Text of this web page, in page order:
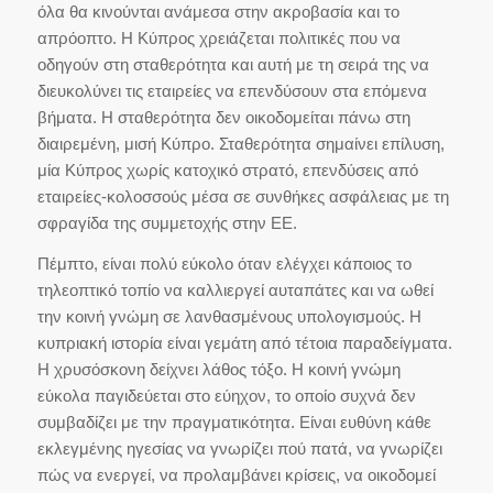
όλα θα κινούνται ανάμεσα στην ακροβασία και το
απρόοπτο. Η Κύπρος χρειάζεται πολιτικές που να
οδηγούν στη σταθερότητα και αυτή με τη σειρά της να
διευκολύνει τις εταιρείες να επενδύσουν στα επόμενα
βήματα. Η σταθερότητα δεν οικοδομείται πάνω στη
διαιρεμένη, μισή Κύπρο. Σταθερότητα σημαίνει επίλυση,
μία Κύπρος χωρίς κατοχικό στρατό, επενδύσεις από
εταιρείες-κολοσσούς μέσα σε συνθήκες ασφάλειας με τη
σφραγίδα της συμμετοχής στην ΕΕ.
Πέμπτο, είναι πολύ εύκολο όταν ελέγχει κάποιος το
τηλεοπτικό τοπίο να καλλιεργεί αυταπάτες και να ωθεί
την κοινή γνώμη σε λανθασμένους υπολογισμούς. Η
κυπριακή ιστορία είναι γεμάτη από τέτοια παραδείγματα.
Η χρυσόσκονη δείχνει λάθος τόξο. Η κοινή γνώμη
εύκολα παγιδεύεται στο εύηχον, το οποίο συχνά δεν
συμβαδίζει με την πραγματικότητα. Είναι ευθύνη κάθε
εκλεγμένης ηγεσίας να γνωρίζει πού πατά, να γνωρίζει
πώς να ενεργεί, να προλαμβάνει κρίσεις, να οικοδομεί